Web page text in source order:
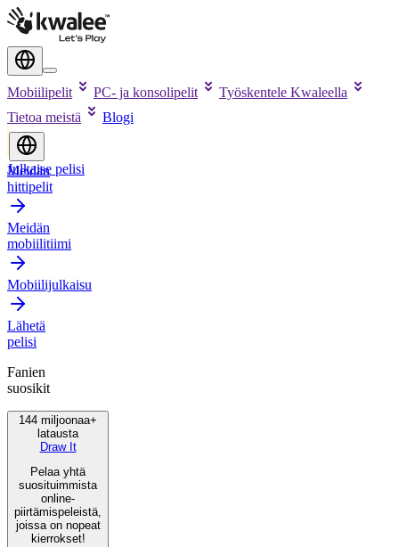
Mobiilipelit PC- ja konsolipelit
Työskentele Kwaleella
Tietoa meistä
Blogi
Julkaise pelisi
Meidän
hittipelit
Meidän
mobiilitiimi
Mobiilijulkaisu
Lähetä
pelisi
Fanien
suosikit
144 miljoonaa+
latausta
Draw It
Pelaa yhtä
suosituimmista
online-
piirtämispeleistä,
joissa on nopeat
kierrokset!